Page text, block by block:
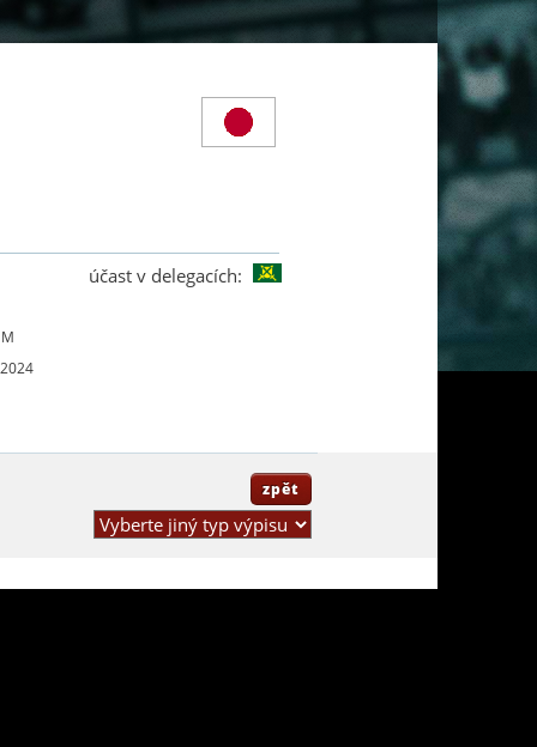
účast v delegacích:
zpět